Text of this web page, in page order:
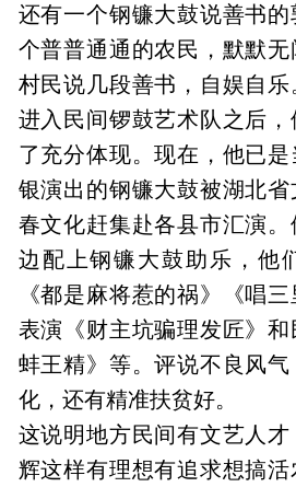
还有一个钢镰大鼓说善书
个普普通通的农民，默默
村民说几段善书，自娱自
进入民间锣鼓艺术队之后，
了充分体现。现在，他已
银演出的钢镰大鼓被湖北
春文化赶集赴各县市汇演
边配上钢镰大鼓助乐，他
《都是麻将惹的祸》《唱
表演《财主坑骗理发匠》
蚌王精》等。评说不良风
化，还有精准扶贫好。
这说明地方民间有文艺人
辉这样有理想有追求想搞活